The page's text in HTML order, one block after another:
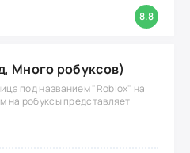
8.8
Много робуксов)
под названием "Roblox" на
на робуксы представляет